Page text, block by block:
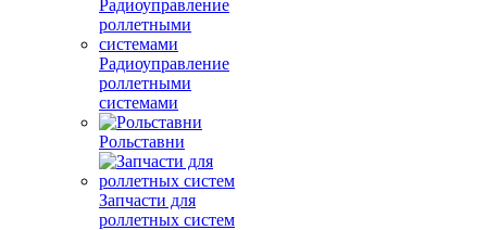
Радиоуправление
роллетными
системами
Рольставни
Запчасти для
роллетных систем